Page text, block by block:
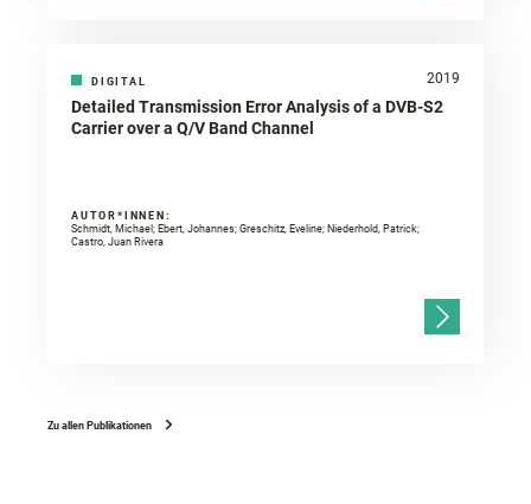
DIGITAL 2019
Detailed Transmission Error Analysis of a DVB-S2
Carrier over a Q/V Band Channel
AUTOR*INNEN:
Schmidt, Michael; Ebert, Johannes; Greschitz, Eveline; Niederhold, Patrick;
Castro, Juan Rivera
Zu allen Publikationen